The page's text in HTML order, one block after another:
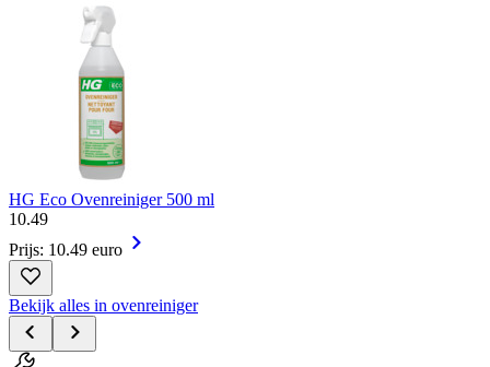
HG Eco Ovenreiniger 500 ml
10.49
Prijs: 10.49 euro
Bekijk alles in ovenreiniger